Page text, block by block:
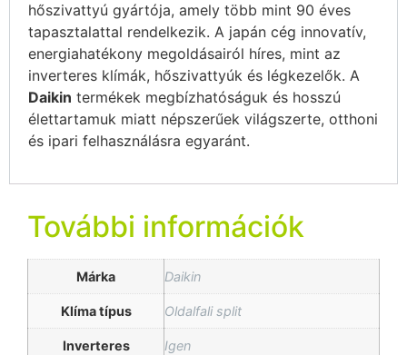
hőszivattyú gyártója, amely több mint 90 éves
tapasztalattal rendelkezik. A japán cég innovatív,
energiahatékony megoldásairól híres, mint az
inverteres klímák, hőszivattyúk és légkezelők. A
Daikin termékek megbízhatóságuk és hosszú
élettartamuk miatt népszerűek világszerte, otthoni
és ipari felhasználásra egyaránt.
További információk
Márka Daikin
Klíma típus Oldalfali split
Inverteres Igen